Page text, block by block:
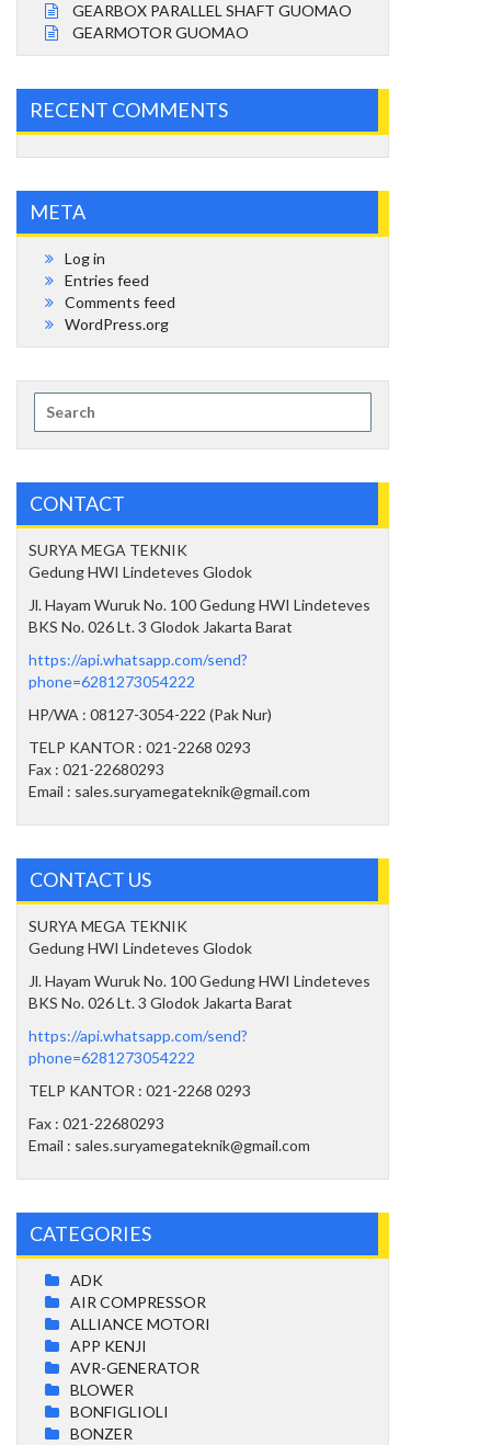
GEARBOX PARALLEL SHAFT GUOMAO
GEARMOTOR GUOMAO
RECENT COMMENTS
META
Log in
Entries feed
Comments feed
WordPress.org
Search
for:
CONTACT
SURYA MEGA TEKNIK
Gedung HWI Lindeteves Glodok
Jl. Hayam Wuruk No. 100 Gedung HWI Lindeteves
BKS No. 026 Lt. 3 Glodok Jakarta Barat
https://api.whatsapp.com/send?
phone=6281273054222
HP/WA : 08127-3054-222 (Pak Nur)
TELP KANTOR : 021-2268 0293
Fax : 021-22680293
Email : sales.suryamegateknik@gmail.com
CONTACT US
SURYA MEGA TEKNIK
Gedung HWI Lindeteves Glodok
Jl. Hayam Wuruk No. 100 Gedung HWI Lindeteves
BKS No. 026 Lt. 3 Glodok Jakarta Barat
https://api.whatsapp.com/send?
phone=6281273054222
TELP KANTOR : 021-2268 0293
Fax : 021-22680293
Email : sales.suryamegateknik@gmail.com
CATEGORIES
ADK
AIR COMPRESSOR
ALLIANCE MOTORI
APP KENJI
AVR-GENERATOR
BLOWER
BONFIGLIOLI
BONZER